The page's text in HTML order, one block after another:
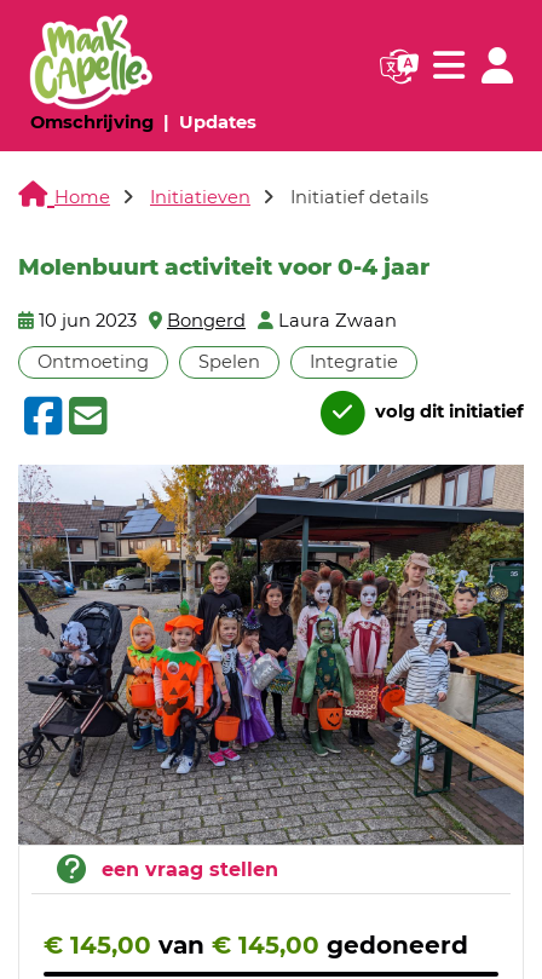
Omschrijving(huidige pagina)
Updates(huidige pagina)
Navigatie
Home Initiatieven Initiatief details
Molenbuurt activiteit voor 0-4 jaar
10 jun 2023 Bongerd
Laura Zwaan
Ontmoeting
Spelen Integratie
volg dit initiatief
een vraag stellen
€ 145,00 van € 145,00 gedoneerd